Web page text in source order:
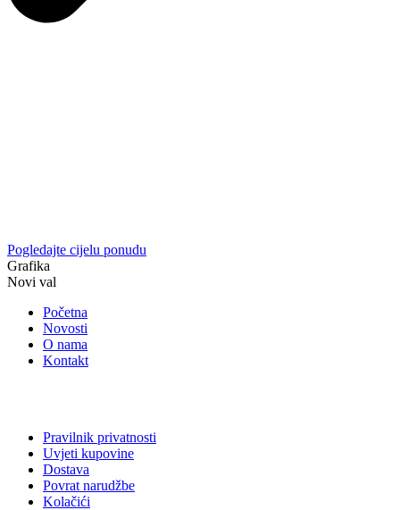
Pogledajte cijelu ponudu
Grafika
Novi val
Početna
Novosti
O nama
Kontakt
Pravilnik privatnosti
Uvjeti kupovine
Dostava
Povrat narudžbe
Kolačići